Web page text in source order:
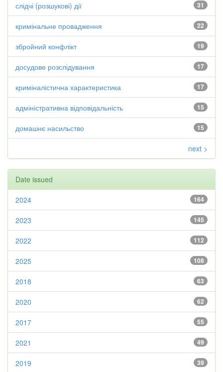
31
слідчі (розшукові) дії
22
кримінальне провадження
19
збройний конфлікт
17
досудове розслідування
17
криміналістична характеристика
15
адміністративна відповідальність
15
домашнє насильство
next >
Date issued
164
2024
145
2023
112
2022
108
2025
63
2018
62
2020
55
2017
49
2021
39
2019